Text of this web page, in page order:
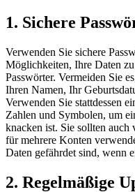
1. Sichere
Verwenden Sie sichere
Möglichkeiten, Ihre Daten
Passwörter. Vermeiden Sie
Ihren Namen, Ihr
Verwenden Sie stattdessen
Zahlen und Symbolen, um
knacken ist. Sie sollten auch
für mehrere Konten
Daten gefährdet sind, wenn
2. Regelmäßige